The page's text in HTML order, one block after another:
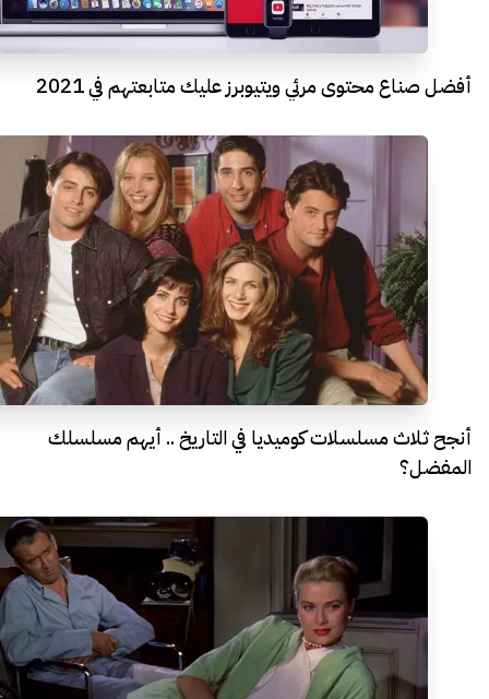
أفضل صناع محتوى مرئي ويتيوبرز عليك متابعتهم في 2021
أنجح ثلاث مسلسلات كوميديا في التاريخ .. أيهم مسلسلك
المفضل؟